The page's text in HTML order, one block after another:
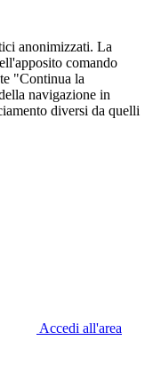
anonimizzati. La
comando
"Continua la
navigazione in
diversi da quelli
Accedi all'area